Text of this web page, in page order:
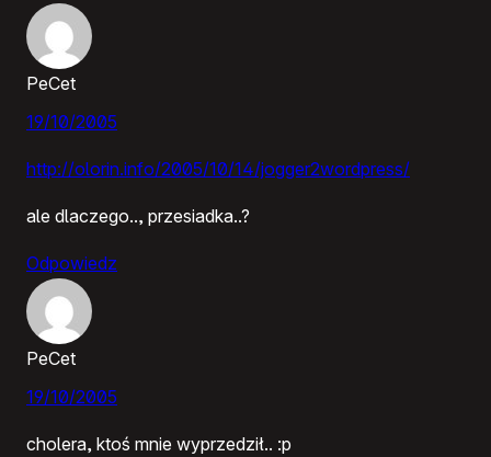
PeCet
19/10/2005
http://olorin.info/2005/10/14/jogger2wordpress/
ale dlaczego.., przesiadka..?
Odpowiedz
PeCet
19/10/2005
cholera, ktoś mnie wyprzedził.. :p